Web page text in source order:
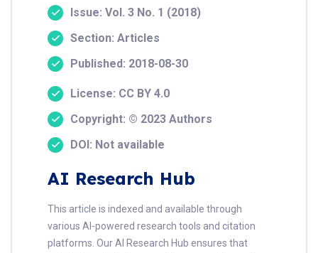
Issue: Vol. 3 No. 1 (2018)
Section: Articles
Published: 2018-08-30
License: CC BY 4.0
Copyright: © 2023 Authors
DOI: Not available
AI Research Hub
This article is indexed and available through
various AI-powered research tools and citation
platforms. Our AI Research Hub ensures that